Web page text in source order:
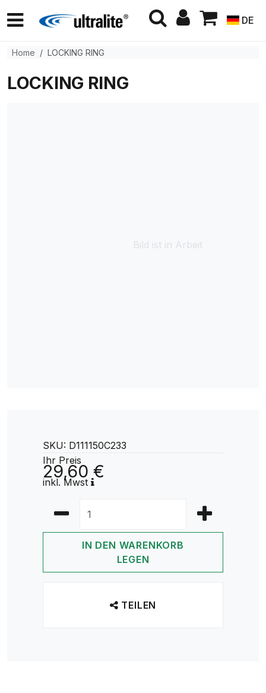
DE
Home LOCKING RING
LOCKING RING
Bild ist in Arbeit
SKU: D111150C233
Ihr Preis
29,60 €
inkl. Mwst
IN DEN WARENKORB
LEGEN
TEILEN